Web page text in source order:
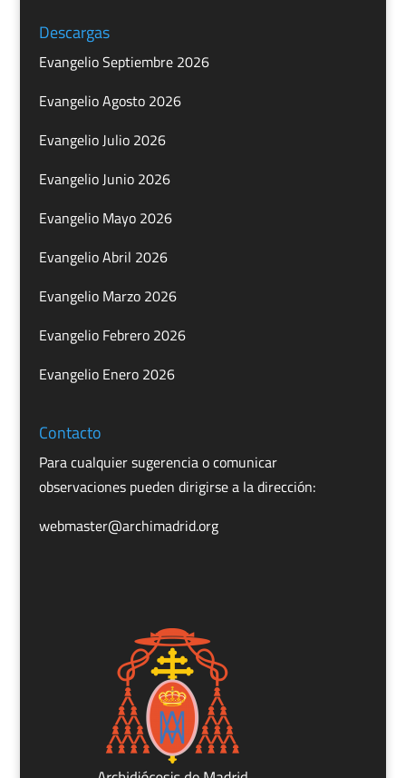
Descargas
Evangelio Septiembre 2026
Evangelio Agosto 2026
Evangelio Julio 2026
Evangelio Junio 2026
Evangelio Mayo 2026
Evangelio Abril 2026
Evangelio Marzo 2026
Evangelio Febrero 2026
Evangelio Enero 2026
Contacto
Para cualquier sugerencia o comunicar
observaciones pueden dirigirse a la dirección:
webmaster@archimadrid.org